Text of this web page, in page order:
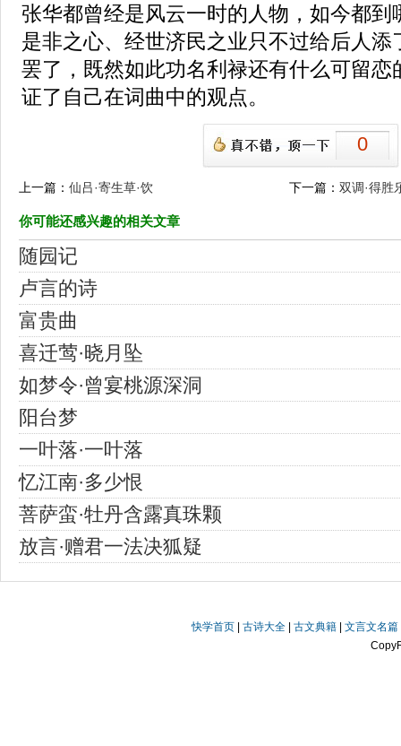
张华都曾经是风云一时的人物，如今都到
是非之心、经世济民之业只不过给后人添
罢了，既然如此功名利禄还有什么可留恋
证了自己在词曲中的观点。
0
上一篇： 仙吕·寄生草·饮 下一篇：双调·得胜
你可能还感兴趣的相关文章
随园记
卢言的诗
富贵曲
喜迁莺·晓月坠
如梦令·曾宴桃源深洞
阳台梦
一叶落·一叶落
忆江南·多少恨
菩萨蛮·牡丹含露真珠颗
放言·赠君一法决狐疑
快学首页 |古诗大全 |古文典籍 |文言文名篇